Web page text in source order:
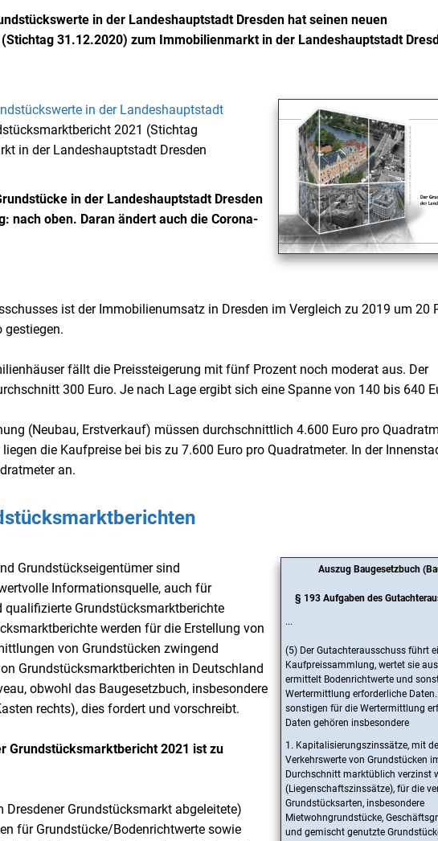
in der Landeshauptstadt Dresden hat seinen neuen
31.12.2020) zum Immobilienmarkt in der Landeshauptstadt
in der Landeshauptstadt
2021 (Stichtag
in der Landeshauptstadt Dresden
in der Landeshauptstadt Dresden
nach oben. Daran ändert auch die Corona-
ist der Immobilienumsatz in Dresden im Vergleich zu 2019 um 20
gestiegen.
fällt die Preissteigerung mit fünf Prozent noch moderat aus. Der
300 Euro. Je nach Lage ergibt sich eine Spanne von 140 bis 640
(Neubau, Erstverkauf) müssen durchschnittlich 4.600 Euro pro
die Kaufpreise bei bis zu 7.600 Euro pro Quadratmeter. In der
an.
Grundstückseigentümer sind
Informationsquelle, auch für
qualifizierte Grundstücksmarktberichte
werden für die Erstellung von
von Grundstücken zwingend
Grundstücksmarktberichten in Deutschland
obwohl das Baugesetzbuch, insbesondere
rechts), dies fordert und vorschreibt.
Grundstücksmarktbericht 2021 ist zu
Dresdener Grundstücksmarkt abgeleitete)
für Grundstücke/Bodenrichtwerte sowie
Auszug Baugesetzbuch
§ 193 Aufgaben des
...
(5) Der Gutachterausschuss führt
Kaufpreissammlung, wertet sie
ermittelt Bodenrichtwerte und
Wertermittlung erforderliche
sonstigen für die Wertermittlung
Daten gehören insbesondere
1. Kapitalisierungszinssätze, mit
Verkehrswerte von Grundstücken
Durchschnitt marktüblich verzinst
(Liegenschaftszinssätze), für die
Grundstücksarten, insbesondere
Mietwohngrundstücke,
und gemischt genutzte